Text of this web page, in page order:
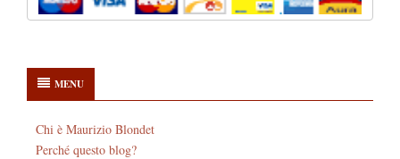
MENU
Chi è Maurizio Blondet
Perché questo blog?